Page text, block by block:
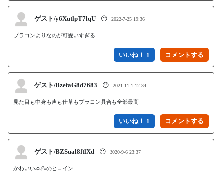
ゲスト/y6XutlpT7lqU 😶 2022-7-25 19:36
ブラコンよりなのが可愛いすぎる
いいね！ 1
ゲスト/BzefaG8d7683 😶 2021-11-1 12:34
見た目も中身も声も仕草もブラコン具合も全部最高
いいね！ 1
ゲスト/BZSual8ftlXd 😶 2020-9-6 23:37
かわいい本作のヒロイン